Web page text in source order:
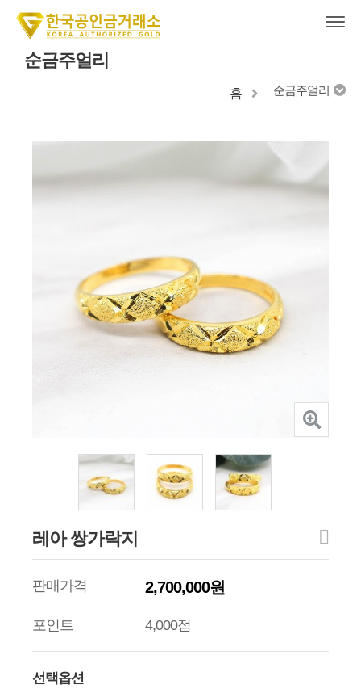
순금주얼리
홈 순금주얼리
레아 쌍가락지
판매가격 2,700,000원
포인트 4,000점
선택옵션